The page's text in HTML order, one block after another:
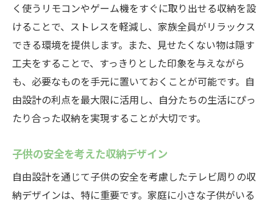
ミニマルデザインの収納スペース
アートと収納の調和
光と色彩を活かした美しい収納
岐阜県中津川市で自由設計を活用したテレビ周
りの快適な収納方法
生活動線を考慮した収納プラン
最新の収納テクノロジーの活用
エコロジカルな収納デザイン
スペースを有効活用した収納術
く使うリモコンやゲーム機をすぐに取り出せる収納を設
けることで、ストレスを軽減し、家族全員がリラックス
できる環境を提供します。また、見せたくない物は隠す
工夫をすることで、すっきりとした印象を与えながら
も、必要なものを手元に置いておくことが可能です。自
由設計の利点を最大限に活用し、自分たちの生活にぴっ
たり合った収納を実現することが大切です。
子供の安全を考えた収納デザイン
自由設計を通じて子供の安全を考慮したテレビ周りの収
納デザインは、特に重要です。家庭に小さな子供がいる